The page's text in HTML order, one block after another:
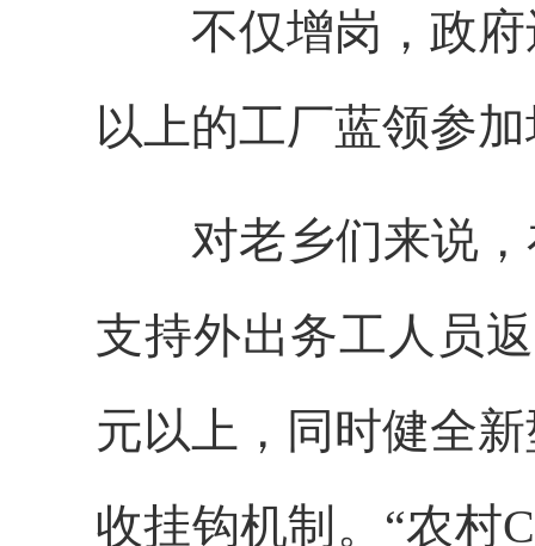
不仅增岗，政府
以上的工厂蓝领参
对老乡们来说，
支持外出务工人员
元以上，同时健全
收挂钩机制。“农村